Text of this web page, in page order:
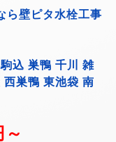
ら壁ピタ水栓工事
込 巣鴨 千川 雑
巣鴨 東池袋 南